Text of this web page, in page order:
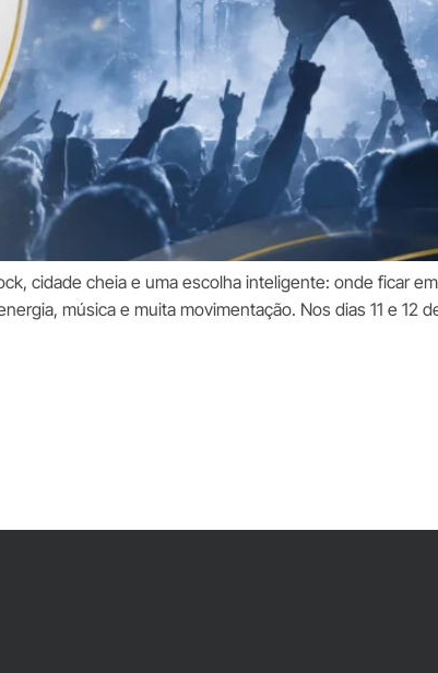
cidade cheia e uma escolha inteligente: onde ficar
música e muita movimentação. Nos dias 11 e 12